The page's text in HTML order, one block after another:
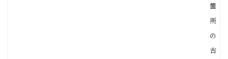
箇
所
の
古